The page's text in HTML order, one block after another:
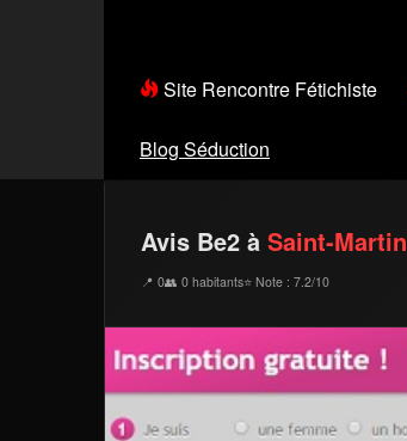
Site Rencontre Fétichiste
Blog Séduction
Avis Be2 à Saint-Martin
📍 0👥 0 habitants⭐ Note : 7.2/10